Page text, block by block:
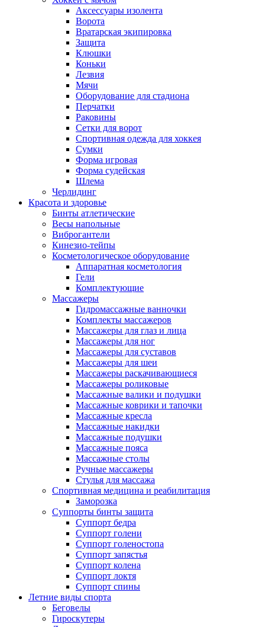
Аксессуары изолента
Ворота
Вратарская экипировка
Защита
Клюшки
Коньки
Лезвия
Мячи
Оборудование для стадиона
Перчатки
Раковины
Сетки для ворот
Спортивная одежда для хоккея
Сумки
Форма игровая
Форма судейская
Шлема
Черлидинг
Красота и здоровье
Бинты атлетические
Весы напольные
Виброгантели
Кинезио-тейпы
Косметологическое оборудование
Аппаратная косметология
Гели
Комплектующие
Массажеры
Гидромассажные ванночки
Комплекты массажеров
Массажеры для глаз и лица
Массажеры для ног
Массажеры для суставов
Массажеры для шеи
Массажеры раскачивающиеся
Массажеры роликовые
Массажные валики и подушки
Массажные коврики и тапочки
Массажные кресла
Массажные накидки
Массажные подушки
Массажные пояса
Массажные столы
Ручные массажеры
Стулья для массажа
Спортивная медицина и реабилитация
Заморозка
Суппорты бинты защита
Суппорт бедра
Суппорт голени
Суппорт голеностопа
Суппорт запястья
Суппорт колена
Суппорт локтя
Суппорт спины
Летние виды спорта
Беговелы
Гироскутеры